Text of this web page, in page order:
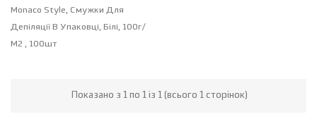
Monaco Style, Смужки Для
Депіляції В Упаковці, Білі, 100г/
М2 , 100шт
Показано з 1 по 1 із 1 (всього 1 сторінок)